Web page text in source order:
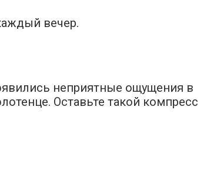
вечер.
неприятные ощущения в
Оставьте такой компресс